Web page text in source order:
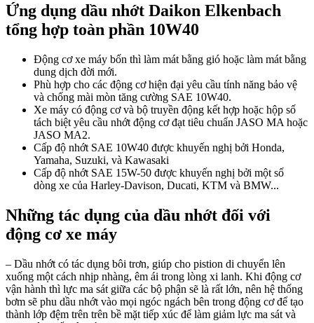
Ứng dụng dầu nhớt Daikon Elkenbach
tổng hợp toàn phần 10W40
Động cơ xe máy bốn thì làm mát bằng gió hoặc làm mát bằng
dung dịch đời mới.
Phù hợp cho các động cơ hiện đại yêu cầu tính năng bảo vệ
và chống mài mòn tăng cường SAE 10W40.
Xe máy có động cơ và bộ truyền động kết hợp hoặc hộp số
tách biệt yêu cầu nhớt động cơ đạt tiêu chuẩn JASO MA hoặc
JASO MA2.
Cấp độ nhớt SAE 10W40 được khuyến nghị bởi Honda,
Yamaha, Suzuki, và Kawasaki
Cấp độ nhớt SAE 15W-50 được khuyến nghị bởi một số
dòng xe của Harley-Davison, Ducati, KTM và BMW...
Những tác dụng của dầu nhớt đối với
động cơ xe máy
– Dầu nhớt có tác dụng bôi trơn, giúp cho pistion di chuyển lên
xuống một cách nhịp nhàng, êm ái trong lòng xi lanh. Khi động cơ
vận hành thì lực ma sát giữa các bộ phận sẽ là rất lớn, nên hệ thống
bơm sẽ phu dầu nhớt vào mọi ngóc ngách bên trong động cơ để tạo
thành lớp đệm trên trên bề mặt tiếp xúc để làm giảm lực ma sát và